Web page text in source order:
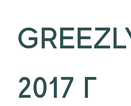
2017 Г